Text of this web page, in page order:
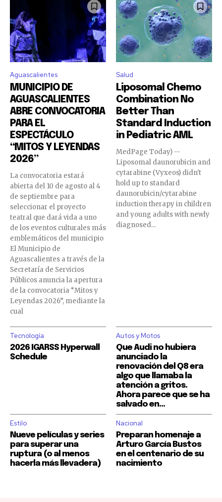
Únete a nuestra comunidad de
suscriptores y sé parte de la
conversación.
Para suscribirte, solo escribe tu dirección de correo eletrónico
y da click en el botón de "suscribir". No te preocupes,
respetamos tu privacidad y no enviaremos correo basura a tu
INBOX. Tu información está segura con nosotros.
Acepto laPolítica de Privacidad
32,214
Seguidores
11,243
Seguidores
Únete a nuestra comunidad de
suscriptores y sé parte de la
conversación.
Para suscribirte, solo escribe tu dirección de correo eletrónico
y da click en el botón de "suscribir". No te preocupes,
respetamos tu privacidad y no enviaremos correo basura a tu
INBOX. Tu información está segura con nosotros.
Acepto laPolítica de Privacidad
32,214
Seguidores
11,243
Seguidores
Aguascalientes
MUNICIPIO DE
AGUASCALIENTES
ABRE CONVOCATORIA
PARA EL
ESPECTÁCULO
“MITOS Y LEYENDAS
2026”
La convocatoria estará
abierta del 10 de agosto al 4
de septiembre para
seleccionar el proyecto
teatral que dará vida a uno
de los eventos culturales más
emblemáticos del municipio
El Municipio de
Aguascalientes a través de la
Secretaría de Servicios
Públicos anuncia la apertura
de la convocatoria “Mitos y
Leyendas 2026”, mediante la
cual
Salud
Liposomal Chemo
Combination No
Better Than
Standard Induction
in Pediatric AML
MedPage Today) --
Liposomal daunorubicin and
cytarabine (Vyxeos) didn't
hold up to standard
daunorubicin/cytarabine
induction therapy in children
and young adults with newly
diagnosed...
Tecnología
2026 IGARSS Hyperwall
Schedule
Autos y Motos
Que Audi no hubiera
anunciado la
renovación del Q8 era
algo que llamaba la
atención a gritos.
Ahora parece que se ha
salvado en...
Estilo
Nueve películas y series
para superar una
ruptura (o al menos
hacerla más llevadera)
Nacional
Preparan homenaje a
Arturo García Bustos
en el centenario de su
nacimiento